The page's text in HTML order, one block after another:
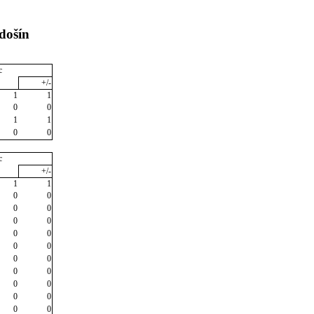
+/-
1
1
0
0
1
1
0
0
+/-
1
1
0
0
0
0
0
0
0
0
0
0
0
0
0
0
0
0
0
0
0
0